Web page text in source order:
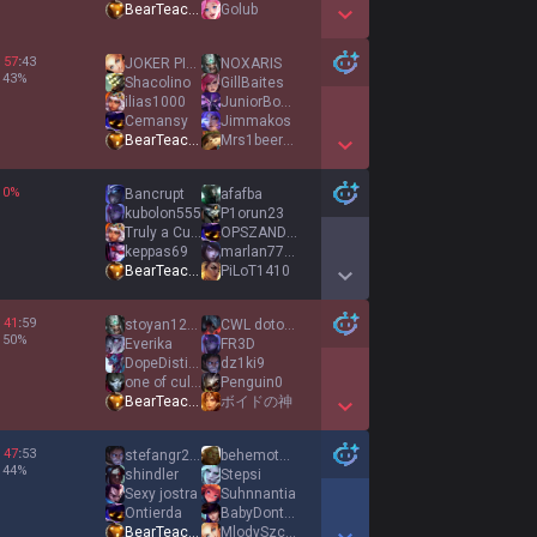
BearTeacher
Golub
Show More Detail Games
57:43
43%
JOKER PICATCU
Shacolino
ilias1000
Cemansy
BearTeacher
NOXARIS
GillBaites
JuniorBoczek
Jimmakos
Mrs1beer1shot
Show More Detail Games
0%
Bancrupt
kubolon555
Truly a Curse
keppas69
BearTeacher
afafba
P1orun23
OPSZANDER81
marlan7777777
PiLoT1410
Show More Detail Games
41 :59
50%
stoyan1212
Everika
DopeDistiller
one of cules FCB
BearTeacher
CWL dotomikk
FR3D
dz1ki9
Penguin0
ボイドの神
Show More Detail Games
47:53
44%
stefangr2207
shindler
Sexy jostra
Ontierda
BearTeacher
behemoth3x6
Stepsi
Suhnnantia
BabyDontFixMe
MlodySzczuras